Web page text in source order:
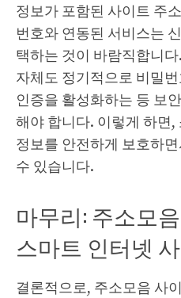
정보가 포함된 사이트 주
번호와 연동된 서비스는
택하는 것이 바람직합니
자체도 정기적으로 비밀
인증을 활성화하는 등 보
해야 합니다. 이렇게 하면
정보를 안전하게 보호하
수 있습니다.
마무리: 주소모
스마트 인터넷
결론적으로, 주소모음 사